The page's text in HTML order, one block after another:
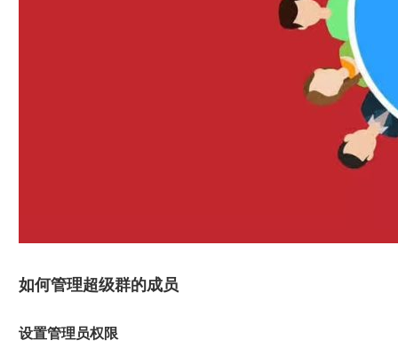
如何管理超级群的成员
设置管理员权限